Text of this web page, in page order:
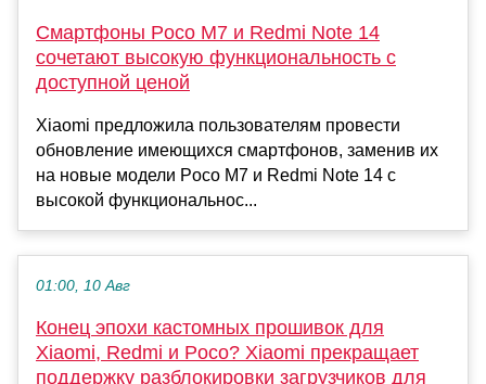
Смартфоны Poco M7 и Redmi Note 14
сочетают высокую функциональность с
доступной ценой
Xiaomi предложила пользователям провести
обновление имеющихся смартфонов, заменив их
на новые модели Poco M7 и Redmi Note 14 с
высокой функциональнос...
01:00, 10 Авг
Конец эпохи кастомных прошивок для
Xiaomi, Redmi и Poco? Xiaomi прекращает
поддержку разблокировки загрузчиков для